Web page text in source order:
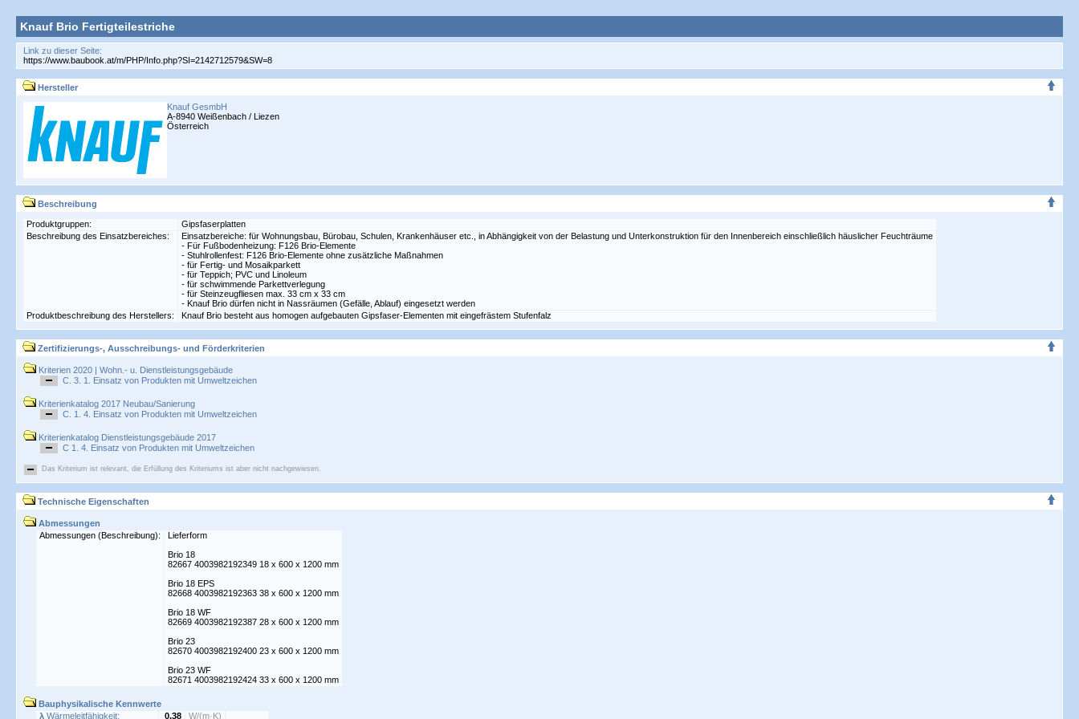
Knauf Brio Fertigteilestriche
Link zu dieser Seite:
Hersteller
Knauf GesmbH
A-8940 Weißenbach / Liezen
Österreich
Beschreibung
Produktgruppen:
Gipsfaserplatten
Beschreibung des Einsatzbereiches:
Einsatzbereiche: für Wohnungsbau, Bürobau, Schulen, Krankenhäuser etc., in Abhängigkeit von der Belastung und Unterkonstruktion für den Innenbereich einschließlich häuslicher Feuchträume
- Für Fußbodenheizung: F126 Brio-Elemente
- Stuhlrollenfest: F126 Brio-Elemente ohne zusätzliche Maßnahmen
- für Fertig- und Mosaikparkett
- für Teppich; PVC und Linoleum
- für schwimmende Parkettverlegung
- für Steinzeugfliesen max. 33 cm x 33 cm
- Knauf Brio dürfen nicht in Nassräumen (Gefälle, Ablauf) eingesetzt werden
Produktbeschreibung des Herstellers:
Knauf Brio besteht aus homogen aufgebauten Gipsfaser-Elementen mit eingefrästem Stufenfalz
Zertifizierungs-, Ausschreibungs- und Förderkriterien
Kriterien 2020 | Wohn.- u. Dienstleistungsgebäude
C. 3. 1. Einsatz von Produkten mit Umweltzeichen
Kriterienkatalog 2017 Neubau/Sanierung
C. 1. 4. Einsatz von Produkten mit Umweltzeichen
Kriterienkatalog Dienstleistungsgebäude 2017
C 1. 4. Einsatz von Produkten mit Umweltzeichen
Das Kriterium ist relevant, die Erfüllung des Kriteriums ist aber nicht nachgewiesen.
Technische Eigenschaften
Abmessungen
Abmessungen (Beschreibung):
Lieferform
Brio 18
82667 4003982192349 18 x 600 x 1200 mm
Brio 18 EPS
82668 4003982192363 38 x 600 x 1200 mm
Brio 18 WF
82669 4003982192387 28 x 600 x 1200 mm
Brio 23
82670 4003982192400 23 x 600 x 1200 mm
Brio 23 WF
82671 4003982192424 33 x 600 x 1200 mm
Bauphysikalische Kennwerte
λ Wärmeleitfähigkeit: 0,38
W/(m·K)